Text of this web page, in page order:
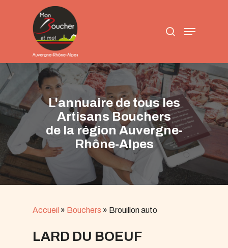
Menu
L'annuaire de tous les
Artisans Bouchers
de la région Auvergne-
Rhône-Alpes
Accueil » Bouchers » Brouillon auto
LARD DU BOEUF